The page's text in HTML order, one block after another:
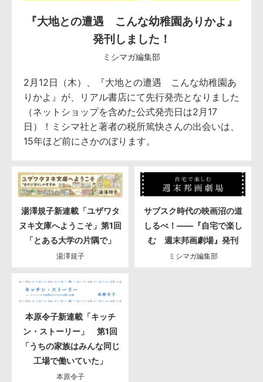
『大地との遭遇 こんな幼稚園ありかよ』
発刊しました！
ミシマガ編集部
2月12日（木）、『大地との遭遇 こんな幼稚園あ
りかよ』が、リアル書店にて先行発売となりました
（ネットショップを含めた公式発売日は2月17
日）！ミシマ社と著者の税所篤快さんの出会いは、
15年ほど前にさかのぼります。
湯澤規子新連載「ユザワタ
ヌキ文庫へようこそ」第1回
「とある大学の片隅で」
湯澤規子
サブスク時代の映画沼の道
しるべ！――『自宅で楽し
む 週末邦画劇場』発刊
ミシマガ編集部
本原令子新連載「キッチ
ン・ストーリー」 第1回
「うちの家族はみんな同じ
工場で働いていた」
本原令子